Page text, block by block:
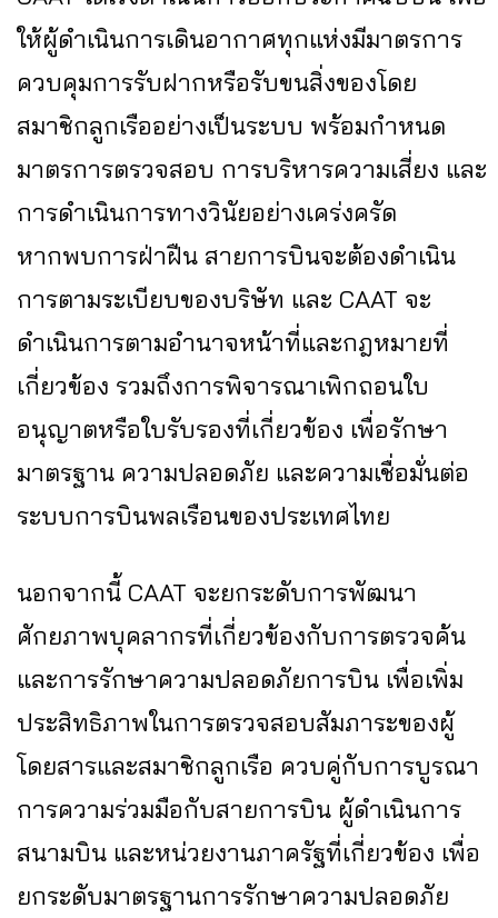
ให้ผู้ดำเนินการเดินอากาศทุกแห่งมีมาตรการ
ควบคุมการรับฝากหรือรับขนสิ่งของโดย
สมาชิกลูกเรืออย่างเป็นระบบ พร้อมกำหนด
มาตรการตรวจสอบ การบริหารความเสี่ยง และ
การดำเนินการทางวินัยอย่างเคร่งครัด
หากพบการฝ่าฝืน สายการบินจะต้องดำเนิน
การตามระเบียบของบริษัท และ CAAT จะ
ดำเนินการตามอำนาจหน้าที่และกฎหมายที่
เกี่ยวข้อง รวมถึงการพิจารณาเพิกถอนใบ
อนุญาตหรือใบรับรองที่เกี่ยวข้อง เพื่อรักษา
มาตรฐาน ความปลอดภัย และความเชื่อมั่นต่อ
ระบบการบินพลเรือนของประเทศไทย
นอกจากนี้ CAAT จะยกระดับการพัฒนา
ศักยภาพบุคลากรที่เกี่ยวข้องกับการตรวจค้น
และการรักษาความปลอดภัยการบิน เพื่อเพิ่ม
ประสิทธิภาพในการตรวจสอบสัมภาระของผู้
โดยสารและสมาชิกลูกเรือ ควบคู่กับการบูรณา
การความร่วมมือกับสายการบิน ผู้ดำเนินการ
สนามบิน และหน่วยงานภาครัฐที่เกี่ยวข้อง เพื่อ
ยกระดับมาตรฐานการรักษาความปลอดภัย